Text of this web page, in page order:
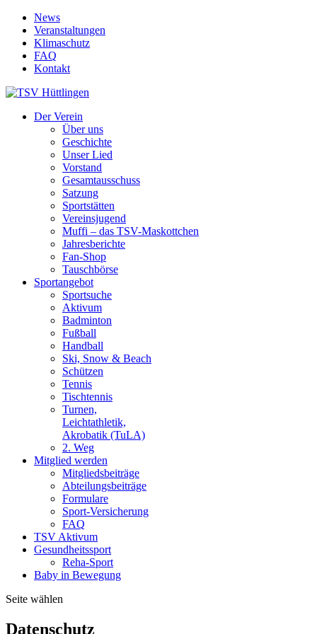
News
Veranstaltungen
Klimaschutz
FAQ
Kontakt
Der Verein
Über uns
Geschichte
Unser Lied
Vorstand
Gesamtausschuss
Satzung
Sportstätten
Vereinsjugend
Muffi – das TSV-Maskottchen
Jahresberichte
Fan-Shop
Tauschbörse
Sportangebot
Sportsuche
Aktivum
Badminton
Fußball
Handball
Ski, Snow & Beach
Schützen
Tennis
Tischtennis
Turnen,
Leichtathletik,
Akrobatik (TuLA)
2. Weg
Mitglied werden
Mitgliedsbeiträge
Abteilungsbeiträge
Formulare
Sport-Versicherung
FAQ
TSV Aktivum
Gesundheitssport
Reha-Sport
Baby in Bewegung
Seite wählen
Datenschutz